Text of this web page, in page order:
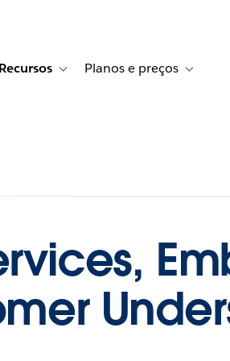
Histórias de clientes
sub-navigation for Soluções
Recursos Toggle sub-navigation for Recursos
Planos e preços Toggle